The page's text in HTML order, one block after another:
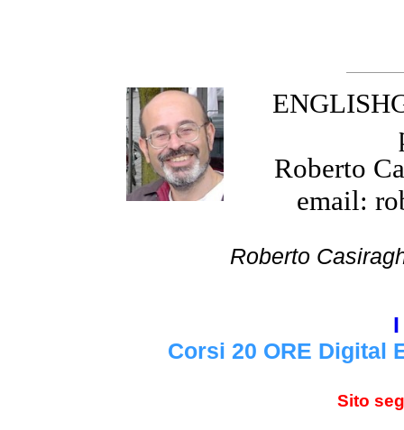
Roberto
email:
Roberto
Corsi 20 ORE Digital
Sito